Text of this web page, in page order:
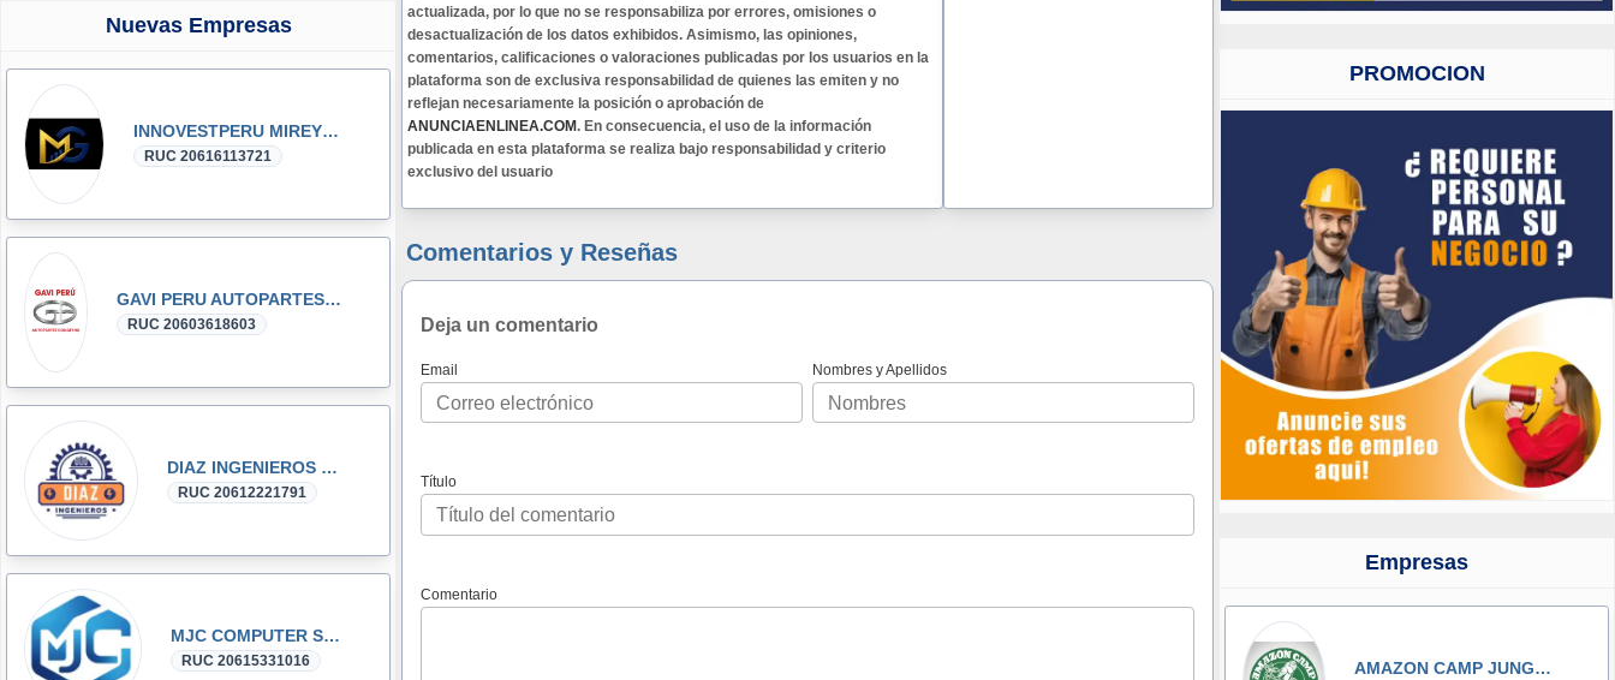
Nuevas Empresas
INNOVESTPERU MIREYKA GROUP SAC
RUC 20616113721
GAVI PERU AUTOPARTES DONGFENG y DFSK GLORY
RUC 20603618603
DIAZ INGENIEROS SRL
RUC 20612221791
MJC COMPUTER SAC
RUC 20615331016
actualizada, por lo que no se responsabiliza por errores, omisiones o
desactualización de los datos exhibidos. Asimismo, las opiniones,
comentarios, calificaciones o valoraciones publicadas por los usuarios en la
plataforma son de exclusiva responsabilidad de quienes las emiten y no
reflejan necesariamente la posición o aprobación de
ANUNCIAENLINEA.COM. En consecuencia, el uso de la información
publicada en esta plataforma se realiza bajo responsabilidad y criterio
exclusivo del usuario
Comentarios y Reseñas
Deja un comentario
Email Nombres y Apellidos
Título
Comentario
PROMOCION
Empresas
AMAZON CAMP JUNGLE FUN E.I.R.L.